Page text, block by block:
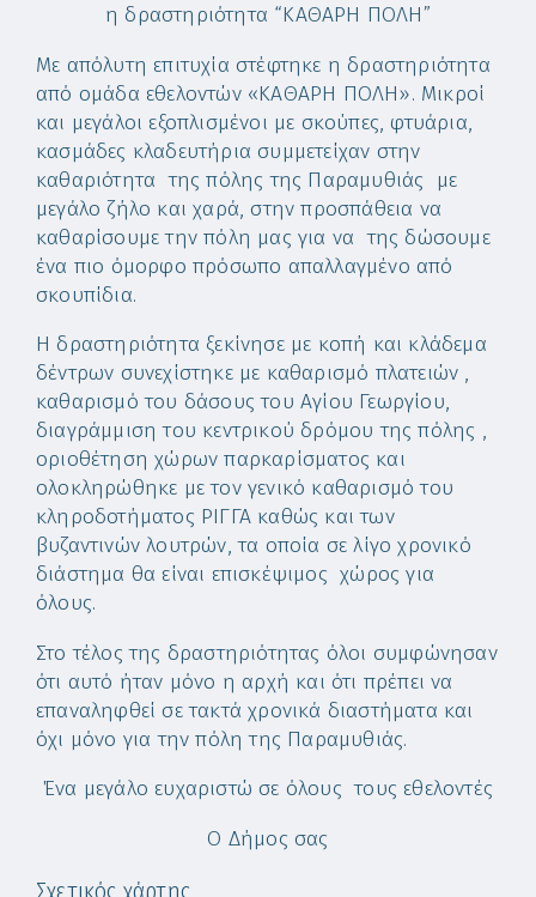
η δραστηριότητα “ΚΑΘΑΡΗ ΠΟΛΗ”
Με απόλυτη επιτυχία στέφτηκε η δραστηριότητα
από ομάδα εθελοντών «ΚΑΘΑΡΗ ΠΟΛΗ». Μικροί
και μεγάλοι εξοπλισμένοι με σκούπες, φτυάρια,
κασμάδες κλαδευτήρια συμμετείχαν στην
καθαριότητα της πόλης της Παραμυθιάς με
μεγάλο ζήλο και χαρά, στην προσπάθεια να
καθαρίσουμε την πόλη μας για να της δώσουμε
ένα πιο όμορφο πρόσωπο απαλλαγμένο από
σκουπίδια.
Η δραστηριότητα ξεκίνησε με κοπή και κλάδεμα
δέντρων συνεχίστηκε με καθαρισμό πλατειών ,
καθαρισμό του δάσους του Αγίου Γεωργίου,
διαγράμμιση του κεντρικού δρόμου της πόλης ,
οριοθέτηση χώρων παρκαρίσματος και
ολοκληρώθηκε με τον γενικό καθαρισμό του
κληροδοτήματος ΡΙΓΓΑ καθώς και των
βυζαντινών λουτρών, τα οποία σε λίγο χρονικό
διάστημα θα είναι επισκέψιμος χώρος για
όλους.
Στο τέλος της δραστηριότητας όλοι συμφώνησαν
ότι αυτό ήταν μόνο η αρχή και ότι πρέπει να
επαναληφθεί σε τακτά χρονικά διαστήματα και
όχι μόνο για την πόλη της Παραμυθιάς.
Ένα μεγάλο ευχαριστώ σε όλους τους εθελοντές
Ο Δήμος σας
Σχετικός χάρτης